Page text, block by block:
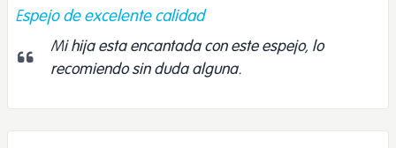
Espejo de excelente calidad
Mi hija esta encantada con este espejo, lo
recomiendo sin duda alguna.